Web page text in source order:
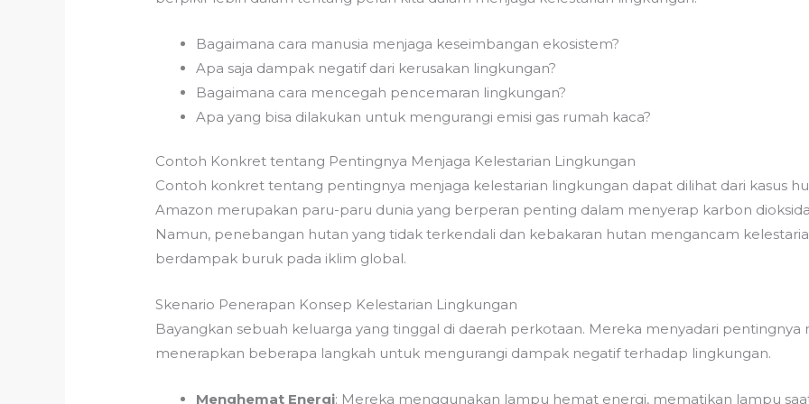
Bagaimana cara manusia menjaga keseimbangan ekosistem?
Apa saja dampak negatif dari kerusakan lingkungan?
Bagaimana cara mencegah pencemaran lingkungan?
Apa yang bisa dilakukan untuk mengurangi emisi gas rumah kaca?
Contoh Konkret tentang Pentingnya Menjaga Kelestarian Lingkungan
Contoh konkret tentang pentingnya menjaga kelestarian lingkungan dapat dilihat dari kasus
Amazon merupakan paru-paru dunia yang berperan penting dalam menyerap karbon
Namun, penebangan hutan yang tidak terkendali dan kebakaran hutan mengancam
berdampak buruk pada iklim global.
Skenario Penerapan Konsep Kelestarian Lingkungan
Bayangkan sebuah keluarga yang tinggal di daerah perkotaan. Mereka menyadari
menerapkan beberapa langkah untuk mengurangi dampak negatif terhadap lingkungan.
Menghemat Energi: Mereka menggunakan lampu hemat energi, mematikan lampu